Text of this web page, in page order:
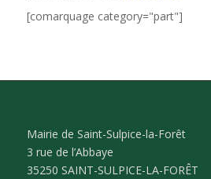
[comarquage category="part"]
Mairie de Saint-Sulpice-la-Forêt
3 rue de l’Abbaye
35250 SAINT-SULPICE-LA-FORÊT